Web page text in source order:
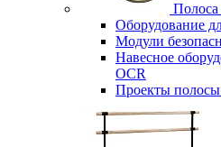
Полоса
Оборудование
Модули
Навесное
OCR
Проекты полосы